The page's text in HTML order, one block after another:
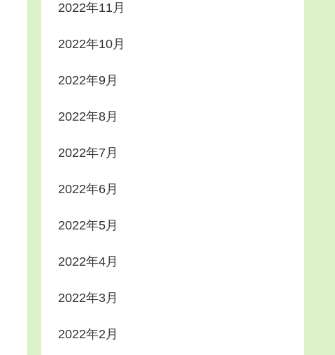
2022年11月
2022年10月
2022年9月
2022年8月
2022年7月
2022年6月
2022年5月
2022年4月
2022年3月
2022年2月